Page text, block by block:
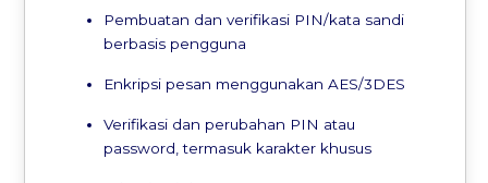
Pembuatan dan verifikasi PIN/kata sandi
berbasis pengguna
Enkripsi pesan menggunakan AES/3DES
Verifikasi dan perubahan PIN atau
password, termasuk karakter khusus